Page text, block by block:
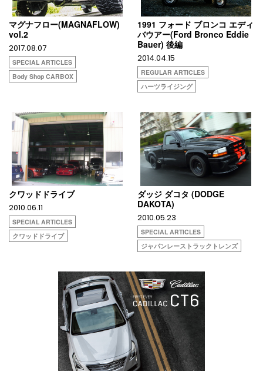
マグナフロー(MAGNAFLOW)
vol.2
2017.08.07
SPECIAL ARTICLES
Body Shop CARBOX
1991 フォード ブロンコ エディ
バウアー(Ford Bronco Eddie
Bauer) 後編
2014.04.15
REGULAR ARTICLES
ハーツライジング
クワッドドライブ
2010.06.11
SPECIAL ARTICLES
クワッドドライブ
ダッジ ダコタ (DODGE
DAKOTA)
2010.05.23
SPECIAL ARTICLES
ジャパンレーストラックトレンズ